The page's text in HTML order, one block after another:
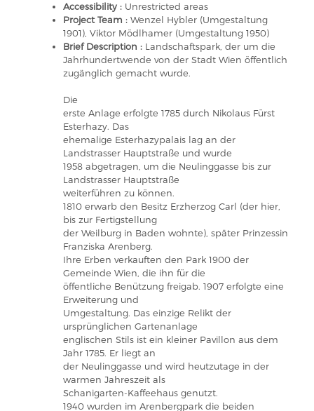
Accessibility : Unrestricted areas
Project Team : Wenzel Hybler (Umgestaltung
1901), Viktor Mödlhamer (Umgestaltung 1950)
Brief Description : Landschaftspark, der um die
Jahrhundertwende von der Stadt Wien öffentlich
zugänglich gemacht wurde.
Die
erste Anlage erfolgte 1785 durch Nikolaus Fürst
Esterhazy. Das
ehemalige Esterhazypalais lag an der
Landstrasser Hauptstraße und wurde
1958 abgetragen, um die Neulinggasse bis zur
Landstrasser Hauptstraße
weiterführen zu können.
1810 erwarb den Besitz Erzherzog Carl (der hier,
bis zur Fertigstellung
der Weilburg in Baden wohnte), später Prinzessin
Franziska Arenberg.
Ihre Erben verkauften den Park 1900 der
Gemeinde Wien, die ihn für die
öffentliche Benützung freigab. 1907 erfolgte eine
Erweiterung und
Umgestaltung. Das einzige Relikt der
ursprünglichen Gartenanlage
englischen Stils ist ein kleiner Pavillon aus dem
Jahr 1785. Er liegt an
der Neulinggasse und wird heutzutage in der
warmen Jahreszeit als
Schanigarten-Kaffeehaus genutzt.
1940 wurden im Arenbergpark die beiden